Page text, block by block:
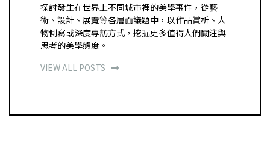
探討發生在世界上不同城市裡的美學事件，從藝
術、設計、展覽等各層面議題中，以作品賞析、人
物側寫或深度專訪方式，挖掘更多值得人們關注與
思考的美學態度。
VIEW ALL POSTS